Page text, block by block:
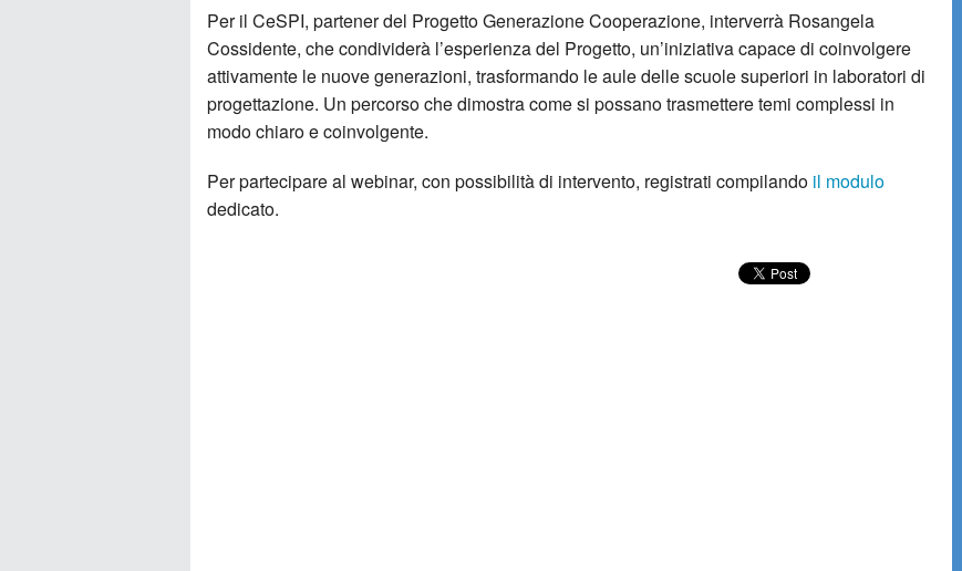
Per il CeSPI, partener del Progetto Generazione Cooperazione, interverrà Rosangela
Cossidente, che condividerà l’esperienza del Progetto, un’iniziativa capace di coinvolgere
attivamente le nuove generazioni, trasformando le aule delle scuole superiori in laboratori di
progettazione. Un percorso che dimostra come si possano trasmettere temi complessi in
modo chiaro e coinvolgente.
Per partecipare al webinar, con possibilità di intervento, registrati compilando il modulo
dedicato.